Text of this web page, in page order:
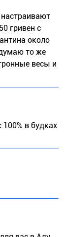
гривен с
около
то же
весы и
100% в будках